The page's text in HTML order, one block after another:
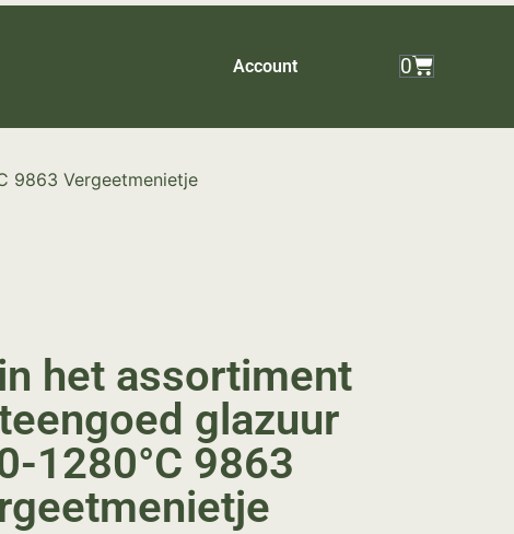
Account 0
9863 Vergeetmenietje
het assortiment
glazuur
1280°C 9863